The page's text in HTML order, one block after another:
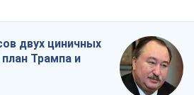
двух циничных
Трампа и